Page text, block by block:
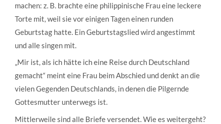
machen: z. B. brachte eine philippinische Frau eine leckere
Torte mit, weil sie vor einigen Tagen einen runden
Geburtstag hatte. Ein Geburtstagslied wird angestimmt
und alle singen mit.
„Mir ist, als ich hätte ich eine Reise durch Deutschland
gemacht“ meint eine Frau beim Abschied und denkt an die
vielen Gegenden Deutschlands, in denen die Pilgernde
Gottesmutter unterwegs ist.
Mittlerweile sind alle Briefe versendet. Wie es weitergeht?